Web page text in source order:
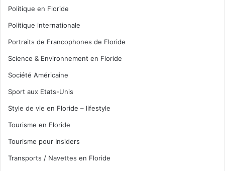
Politique en Floride
Politique internationale
Portraits de Francophones de Floride
Science & Environnement en Floride
Société Américaine
Sport aux Etats-Unis
Style de vie en Floride – lifestyle
Tourisme en Floride
Tourisme pour Insiders
Transports / Navettes en Floride